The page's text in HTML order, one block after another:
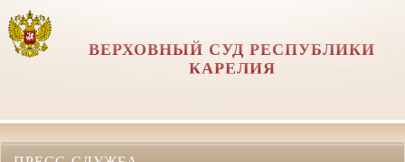
ВЕРХОВНЫЙ СУД РЕСПУБЛИКИ
КАРЕЛИЯ